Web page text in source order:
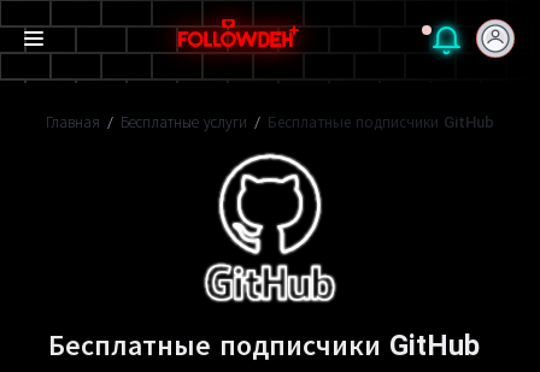
Главная / Бесплатные услуги / Бесплатные подписчики GitHub
Бесплатные подписчики GitHub